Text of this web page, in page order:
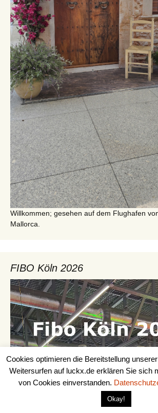
Willkommen; gesehen auf dem Flughafen
Mallorca.
FIBO Köln 2026
Video-
Player
Cookies optimieren die Bereitstellung
Weitersurfen auf luckx.de erklären Sie sich
von Cookies einverstanden.
Okay!